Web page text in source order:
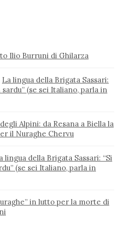
Ilio Burruni di Ghilarza
La lingua della Brigata Sassari:
(se sei Italiano, parla in
Alpini: da Resana a Biella la
il Nuraghe Chervu
lingua della Brigata Sassari: “Si
(se sei Italiano, parla in
in lutto per la morte di